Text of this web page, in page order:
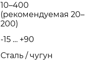
10–400
(рекомендуемая 20–
200)
-15 … +90
Сталь / чугун